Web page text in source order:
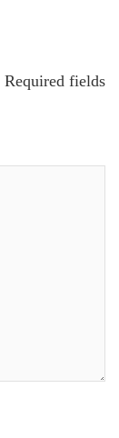
Required fields